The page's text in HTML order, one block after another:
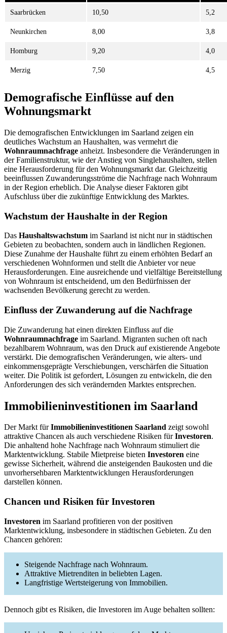
Saarbrücken 10,50 5,2
Neunkirchen 8,00 3,8
Homburg 9,20 4,0
Merzig 7,50 4,5
Demografische Einflüsse auf den
Wohnungsmarkt
Die demografischen Entwicklungen im Saarland zeigen ein
deutliches Wachstum an Haushalten, was vermehrt die
Wohnraumnachfrage anheizt. Insbesondere die Veränderungen in
der Familienstruktur, wie der Anstieg von Singlehaushalten, stellen
eine Herausforderung für den Wohnungsmarkt dar. Gleichzeitig
beeinflussen Zuwanderungsströme die Nachfrage nach Wohnraum
in der Region erheblich. Die Analyse dieser Faktoren gibt
Aufschluss über die zukünftige Entwicklung des Marktes.
Wachstum der Haushalte in der Region
Das Haushaltswachstum im Saarland ist nicht nur in städtischen
Gebieten zu beobachten, sondern auch in ländlichen Regionen.
Diese Zunahme der Haushalte führt zu einem erhöhten Bedarf an
verschiedenen Wohnformen und stellt die Anbieter vor neue
Herausforderungen. Eine ausreichende und vielfältige Bereitstellung
von Wohnraum ist entscheidend, um den Bedürfnissen der
wachsenden Bevölkerung gerecht zu werden.
Einfluss der Zuwanderung auf die Nachfrage
Die Zuwanderung hat einen direkten Einfluss auf die
Wohnraumnachfrage im Saarland. Migranten suchen oft nach
bezahlbarem Wohnraum, was den Druck auf existierende Angebote
verstärkt. Die demografischen Veränderungen, wie alters- und
einkommensgeprägte Verschiebungen, verschärfen die Situation
weiter. Die Politik ist gefordert, Lösungen zu entwickeln, die den
Anforderungen des sich verändernden Marktes entsprechen.
Immobilieninvestitionen im Saarland
Der Markt fürImmobilieninvestitionen Saarland zeigt sowohl
attraktive Chancen als auch verschiedene Risiken fürInvestoren.
Die anhaltend hohe Nachfrage nach Wohnraum stimuliert die
Marktentwicklung. Stabile Mietpreise bieten Investoren eine
gewisse Sicherheit, während die ansteigenden Baukosten und die
unvorhersehbaren Marktentwicklungen Herausforderungen
darstellen können.
Chancen und Risiken für Investoren
Investoren im Saarland profitieren von der positiven
Marktentwicklung, insbesondere in städtischen Gebieten. Zu den
Chancen gehören:
Steigende Nachfrage nach Wohnraum.
Attraktive Mietrenditen in beliebten Lagen.
Langfristige Wertsteigerung von Immobilien.
Dennoch gibt es Risiken, die Investoren im Auge behalten sollten: